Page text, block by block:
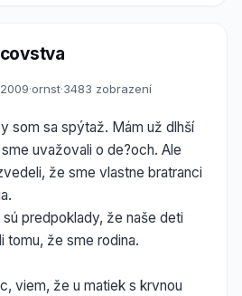
·ornst·3483 zobrazení
som sa spýtaž. Mám už dlhší
uvažovali o de?och. Ale
že sme vlastne bratranci
predpoklady, že naše deti
tomu, že sme rodina.
viem, že u matiek s krvnou